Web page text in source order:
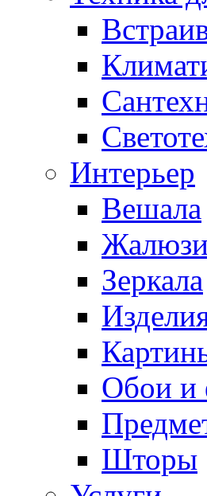
Интерьер
Вешала
Жалюзи
Зеркала
Обои и
Шторы